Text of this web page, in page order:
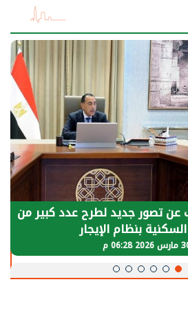
الأنشطة في قطاع الطاقة
معدلات الإنتاج الطبيعية